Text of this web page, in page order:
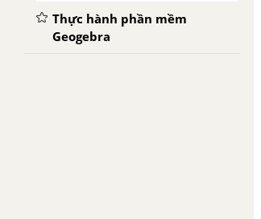
Thực hành phần mềm
Geogebra